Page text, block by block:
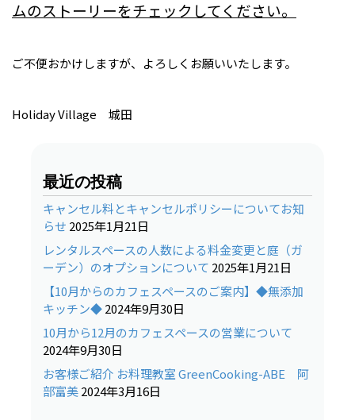
ムのストーリーをチェックしてください。
ご不便おかけしますが、よろしくお願いいたします。
Holiday Village 城田
最近の投稿
キャンセル料とキャンセルポリシーについてお知
らせ 2025年1月21日
レンタルスペースの人数による料金変更と庭（ガ
ーデン）のオプションについて 2025年1月21日
【10月からのカフェスペースのご案内】◆無添加
キッチン◆2024年9月30日
10月から12月のカフェスペースの営業について
2024年9月30日
お客様ご紹介 お料理教室 GreenCooking-ABE 阿
部富美2024年3月16日